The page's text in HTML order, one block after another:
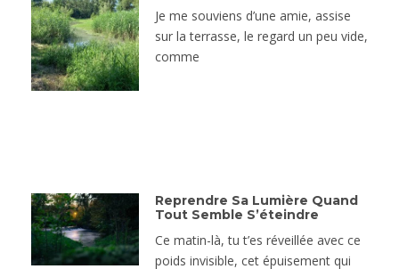
Je me souviens d’une amie, assise
sur la terrasse, le regard un peu vide,
comme
Reprendre Sa Lumière Quand
Tout Semble S’éteindre
Ce matin-là, tu t’es réveillée avec ce
poids invisible, cet épuisement qui